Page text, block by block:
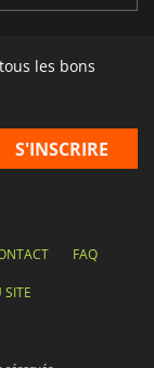
les bons
FAQ
SITE